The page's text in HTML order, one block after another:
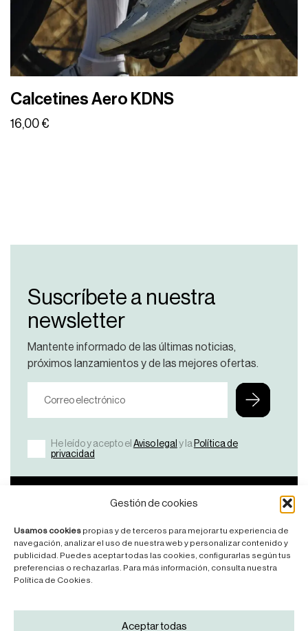
Gestión de cookies
Usamos cookies propias y de terceros para mejorar tu experiencia de
navegación, analizar el uso de nuestra web y personalizar contenido y
publicidad. Puedes aceptar todas las cookies, configurarlas según tus
preferencias o rechazarlas. Para más información, consulta nuestra
Política de Cookies.
Aceptar todas
Calcetines Aero KDNS
16,00 €
Suscríbete a nuestra
newsletter
Mantente informado de las últimas noticias,
próximos lanzamientos y de las mejores ofertas.
He leído y acepto el Aviso legal y la Política de
privacidad
Todas
Road
Mountainbike
qué
KDNS?
Manifesto
Manuales
Legales
Contacto
Síguenos